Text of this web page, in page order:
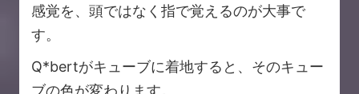
感覚を、頭ではなく指で覚えるのが大事で
す。
Q*bertがキューブに着地すると、そのキュー
ブの色が変わります。